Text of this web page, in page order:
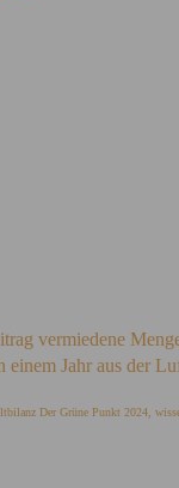
vermiedene
einem Jahr aus der
Der Grüne Punkt 2024,